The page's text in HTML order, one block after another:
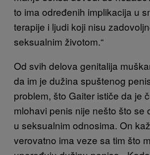
to ima određenih implikacija u
terapije i ljudi koji nisu
seksualnim životom.“
Od svih delova genitalija
da im je dužina spuštenog
problem, što Gaiter ističe da je
mlohavi penis nije nešto što se
u seksualnim odnosima. On
verovatno ima veze sa tim što